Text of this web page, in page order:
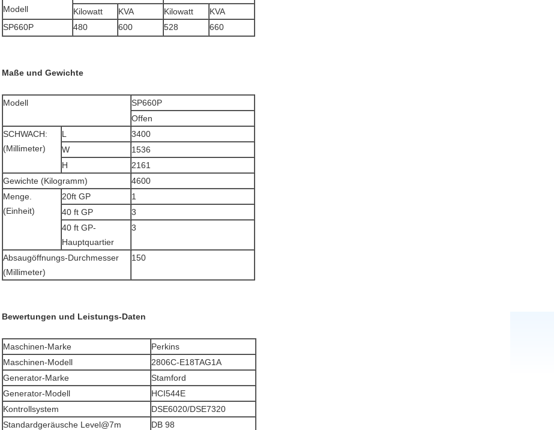
Modell
Kilowatt
KVA Kilowatt
KVA
SP660P
480 600 528 660
Maße und Gewichte
Modell
SP660P
Offen
SCHWACH:
(Millimeter)
L
3400
W
1536
H
2161
Gewichte (Kilogramm)
4600
Menge.
(Einheit)
20ft GP
1
40 ft GP
3
40 ft GP-
Hauptquartier
3
Absaugöffnungs-Durchmesser
(Millimeter)
150
Bewertungen und Leistungs-Daten
Maschinen-Marke
Perkins
Maschinen-Modell
2806C-E18TAG1A
Generator-Marke
Stamford
Generator-Modell
HCI544E
Kontrollsystem
DSE6020/DSE7320
Standardgeräusche Level@7m
DB 98